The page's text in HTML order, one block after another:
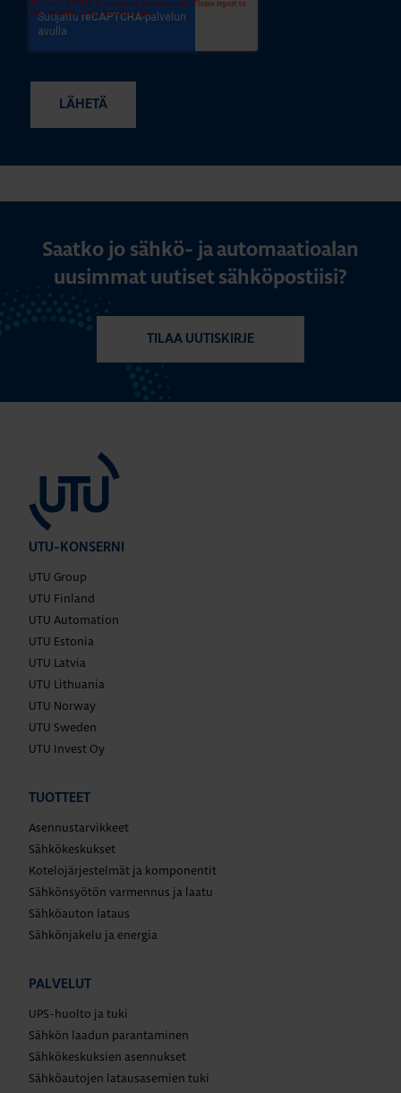
Saatko jo sähkö- ja automaatioalan
uusimmat uutiset sähköpostiisi?
TILAA UUTISKIRJE
UTU-KONSERNI
UTU Group
UTU Finland
UTU Automation
UTU Estonia
UTU Latvia
UTU Lithuania
UTU Norway
UTU Sweden
UTU Invest Oy
TUOTTEET
Asennustarvikkeet
Sähkökeskukset
Kotelojärjestelmät ja komponentit
Sähkönsyötön varmennus ja laatu
Sähköauton lataus
Sähkönjakelu ja energia
PALVELUT
UPS-huolto ja tuki
Sähkön laadun parantaminen
Sähkökeskuksien asennukset
Sähköautojen latausasemien tuki